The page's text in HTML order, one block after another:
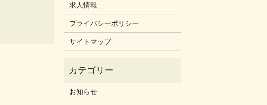
求人情報
プライバシーポリシー
サイトマップ
お知らせ